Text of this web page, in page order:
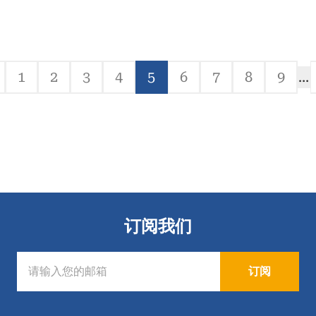
Page
1 Page
2 Page
3 Page
4
当
前
5 Page
6 Page
7 Page
8 Page
9 …
订阅我们
订阅